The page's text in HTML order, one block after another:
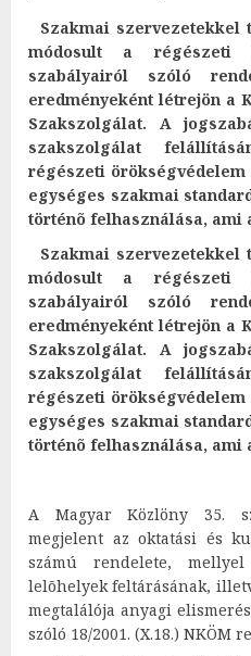
Szakmai szervezetekkel
módosult a régészeti
szabályairól szóló
eredményeként létrejön a
Szakszolgálat. A
szakszolgálat
régészeti
egységes szakmai
történõ felhasználása, ami
Szakmai szervezetekkel
módosult a régészeti
szabályairól szóló
eredményeként létrejön a
Szakszolgálat. A
szakszolgálat
régészeti
egységes szakmai
történõ felhasználása, ami
A Magyar Közlöny 35.
megjelent az oktatási és
számú rendelete,
lelõhelyek feltárásának,
megtalálója anyagi
szóló 18/2001. (X.18.) NKÖM